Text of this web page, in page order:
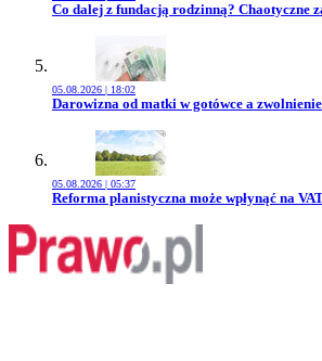
Przejdź do artykułu:
Co dalej z fundacją rodzinną? Chaotyczne
05.08.2026 | 18:02
Przejdź do artykułu:
Darowizna od matki w gotówce a
05.08.2026 | 05:37
Przejdź do artykułu:
Reforma planistyczna może wpłynąć na